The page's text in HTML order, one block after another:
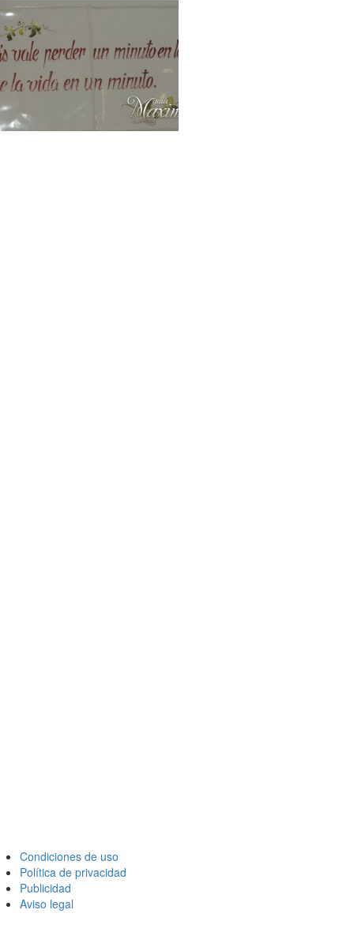
Condiciones de uso
Política de privacidad
Publicidad
Aviso legal